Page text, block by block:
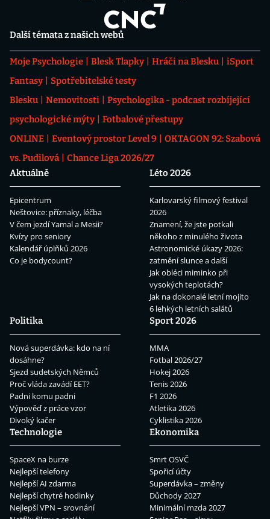
Další témata z našich webů
Moje Psychologie Blesk Tlapky Hráči na Blesku
iSport
Fantasy
Spotřebitelské testy
Blesku
Nemovitosti
Psychologika - podcast rozbíjející
psychologické mýty
Fotbalové přestupy
ONLINE
Eventový prostor Level 9
OKTAGON 92: Szabová
vs. Pudilová
Chance Liga 2026/27
Aktuálně
Epicentrum
Neštovice: příznaky, léčba
V čem jezdí Yamal a Mesii?
Kvízy pro seniory
Kalendář úplňků 2026
Co je bodycount?
Léto 2026
Karlovarský filmový festival
2026
Znamení, že jste potkali
někoho z minulého života
Astronomické úkazy 2026:
zatmění slunce a další
Jak obléci miminko při
vysokých teplotách?
Jak na dokonalé letní mojito
6 lehkých letních salátů
Politika
Nová superdávka: kdo na ní
dosáhne?
Sjezd sudetských Němců
Proč vláda zavádí EET?
Padni komu padni
Výpověď z práce vzor
Divoký kačer
Sport 2026
MMA
Fotbal 2026/27
Hokej 2026
Tenis 2026
F1 2026
Atletika 2026
Cyklistika 2026
Technologie
SpaceX na burze
Nejlepší telefony
Nejlepší AI zdarma
Nejlepší chytré hodinky
Nejlepší VPN – srovnání
Ekonomika
Smrt OSVČ
Spořicí účty
Superdávka – změny
Důchody 2027
Minimální mzda 2027